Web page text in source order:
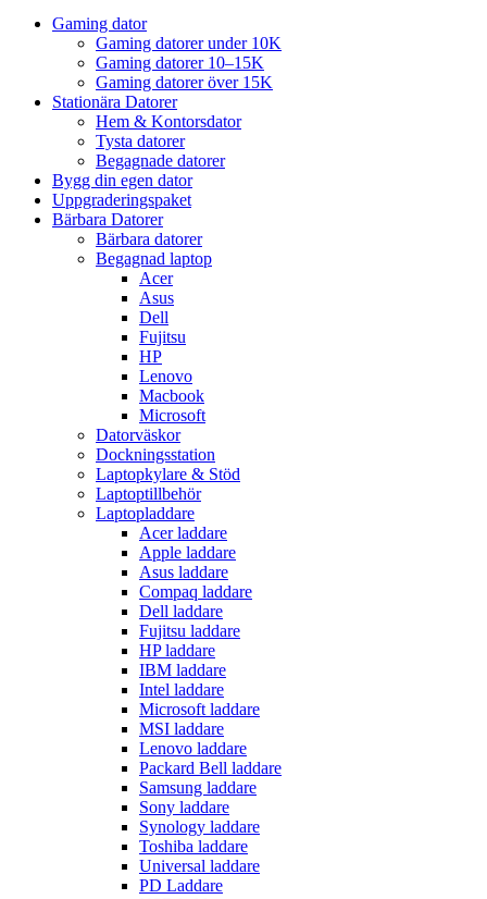
Gaming dator
Gaming datorer under 10K
Gaming datorer 10–15K
Gaming datorer över 15K
Stationära Datorer
Hem & Kontorsdator
Tysta datorer
Begagnade datorer
Bygg din egen dator
Uppgraderingspaket
Bärbara Datorer
Bärbara datorer
Begagnad laptop
Acer
Asus
Dell
Fujitsu
HP
Lenovo
Macbook
Microsoft
Datorväskor
Dockningsstation
Laptopkylare & Stöd
Laptoptillbehör
Laptopladdare
Acer laddare
Apple laddare
Asus laddare
Compaq laddare
Dell laddare
Fujitsu laddare
HP laddare
IBM laddare
Intel laddare
Microsoft laddare
MSI laddare
Lenovo laddare
Packard Bell laddare
Samsung laddare
Sony laddare
Synology laddare
Toshiba laddare
Universal laddare
PD Laddare